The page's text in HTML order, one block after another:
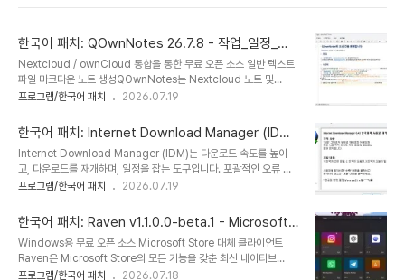
한국어 패치: QOwnNotes 26.7.8 - 작업_일정_메
모 동기화
Nextcloud / ownCloud 통합을 통한 무료 오픈 소스 일반 텍스트
파일 마크다운 노트 생성QOwnNotes는 Nextcloud 노트 및
ownCloud 노트와 함께 작동하는 GNU/Linux, macOS 및
스 메모장입니다.QOwnNotes를 사용하여 생각을 기록하고 나중에
Android용 Nextcloud 노트 또는 Nextcloud/ownCloud 웹 서
비스와 같은 모바일 장치에서 생각을 편집하거나 검색할 수 있습니다.
노트는 일반 텍스트 마크다운 파일로 저장되며 Nextcloud의 파일
동기화 기능과 동기화됩니다. 물론 Syncing 또는 Dropbox와 같은
프로그램/한국어 패치 2026.07.19
한국어 패치: Internet Download Manager (IDM)
6.43 Build 6 - 최신 한국어 팩
Internet Download Manager (IDM)는 다운로드 속도를 높이
고, 다운로드를 재개하며, 일정을 잡는 도구입니다. 포괄적인 오류 복
구 및 재개 기능은 연결 끊김, 네트워크 문제, 컴퓨터 종료 또는 예기치
단한 그래픽 사용자 인터페이스로 IDM 사용자 친화적이고 사용하기
쉽습니다. Internet Download Manager는 지능형 동적 파일 분
할과 안전한 다중 부분 다운로드 기술을 갖춘 스마트 다운로드 로직 가
속기를 갖추고 있어 다운로드 속도를 가속화합니다. 다른 다운로드 관
리자 및 가속기와 달리, Internet Download Manager는 다운로
프로그램/한국어 패치 2026.07.19
한국어 패치: Raven v1.1.0.0-beta.1 - Microsoft
Store 대체 클라이언트
Windows용 무료 오픈 소스 Microsoft Store 대체 클라이언트
Raven은 Microsoft Store의 모든 기능을 갖춘 최신 네이티브
Windows 애플리케이션입니다.공식 스토어에서 제공하는 모든 기능
프로그램/한국어 패치 2026.07.18